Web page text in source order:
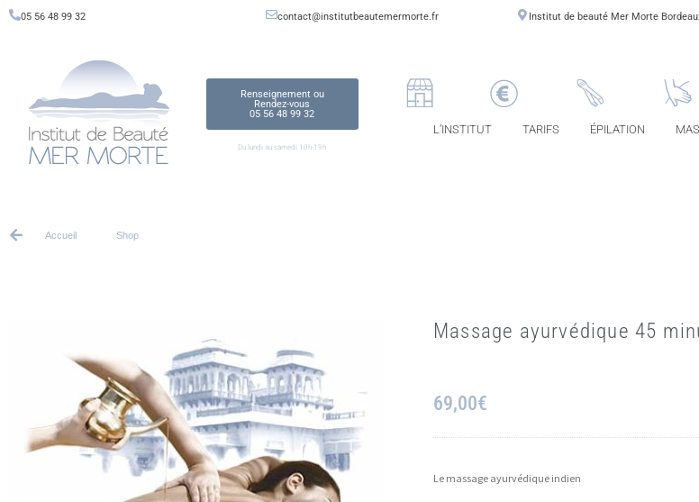
05 56 48 99 32 contact@institutbeautemermorte.fr Institut de beauté Mer Morte
Renseignement ou
Rendez-vous
05 56 48 99 32
Du lundi au samedi 10h-19h
L’INSTITUT TARIFS ÉPILATION
Accueil Shop
Massage ayurvédique 45
69,00€
Le massage ayurvédique indien